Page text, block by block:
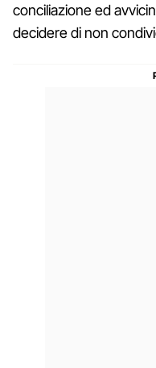
conciliazione ed
decidere di non